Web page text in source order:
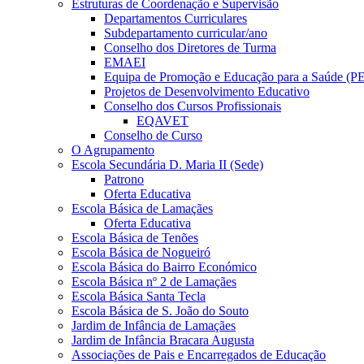
Estruturas de Coordenação e Supervisão
Departamentos Curriculares
Subdepartamento curricular/ano
Conselho dos Diretores de Turma
EMAEI
Equipa de Promoção e Educação para a Saúde
Projetos de Desenvolvimento Educativo
Conselho dos Cursos Profissionais
EQAVET
Conselho de Curso
O Agrupamento
Escola Secundária D. Maria II (Sede)
Patrono
Oferta Educativa
Escola Básica de Lamaçães
Oferta Educativa
Escola Básica de Tenões
Escola Básica de Nogueiró
Escola Básica do Bairro Económico
Escola Básica nº 2 de Lamaçães
Escola Básica Santa Tecla
Escola Básica de S. João do Souto
Jardim de Infância de Lamaçães
Jardim de Infância Bracara Augusta
Associações de Pais e Encarregados de Educação